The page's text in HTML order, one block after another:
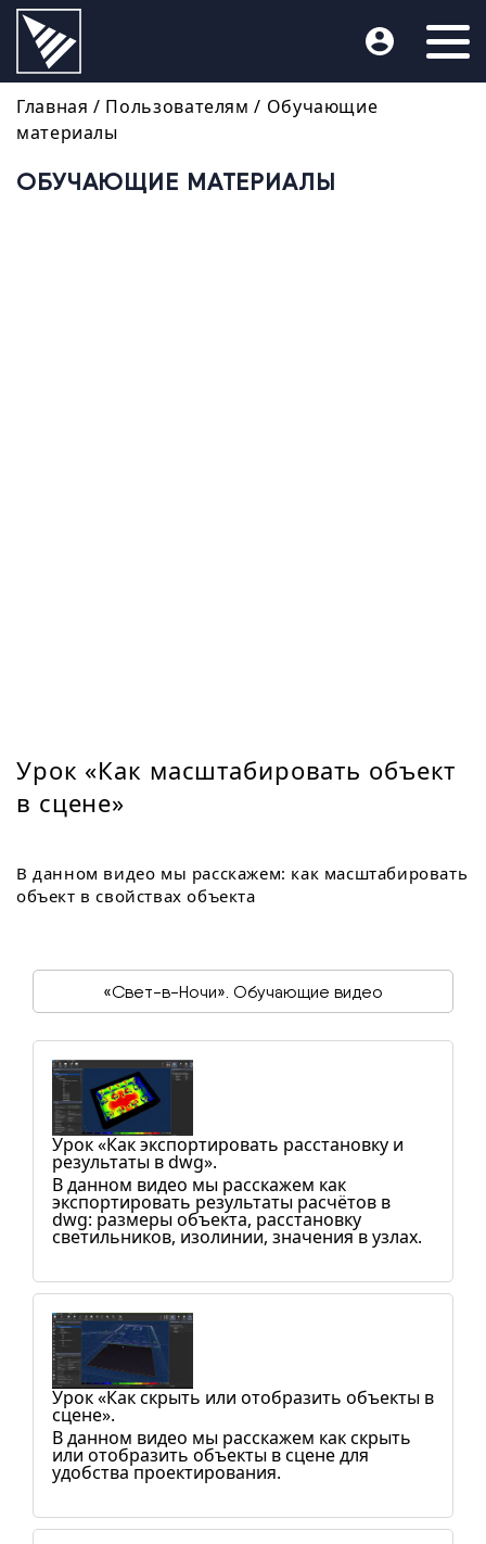
Главная / Пользователям / Обучающие
материалы
ОБУЧАЮЩИЕ МАТЕРИАЛЫ
Урок «Как масштабировать объект
в сцене»
В данном видео мы расскажем: как масштабировать
объект в свойствах объекта
«Свет-в-Ночи». Обучающие видео
Урок «Как экспортировать расстановку и
результаты в dwg».
В данном видео мы расскажем как
экспортировать результаты расчётов в
dwg: размеры объекта, расстановку
светильников, изолинии, значения в узлах.
Урок «Как скрыть или отобразить объекты в
сцене».
В данном видео мы расскажем как скрыть
или отобразить объекты в сцене для
удобства проектирования.